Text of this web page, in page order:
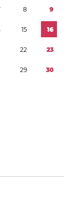
8 9
15 16
22 23
29 30